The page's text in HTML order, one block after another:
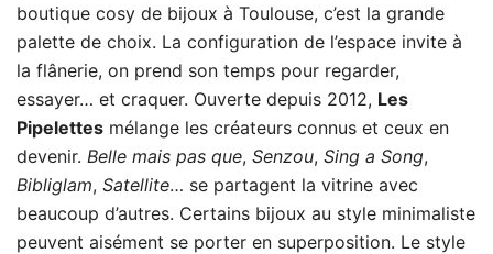
boutique cosy de bijoux à Toulouse, c’est la grande
palette de choix. La configuration de l’espace invite à
la flânerie, on prend son temps pour regarder,
essayer… et craquer. Ouverte depuis 2012, Les
Pipelettes mélange les créateurs connus et ceux en
devenir. Belle mais pas que, Senzou, Sing a Song,
Bibliglam, Satellite… se partagent la vitrine avec
beaucoup d’autres. Certains bijoux au style minimaliste
peuvent aisément se porter en superposition. Le style